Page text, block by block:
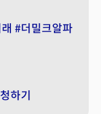
#더밀크알파
하기